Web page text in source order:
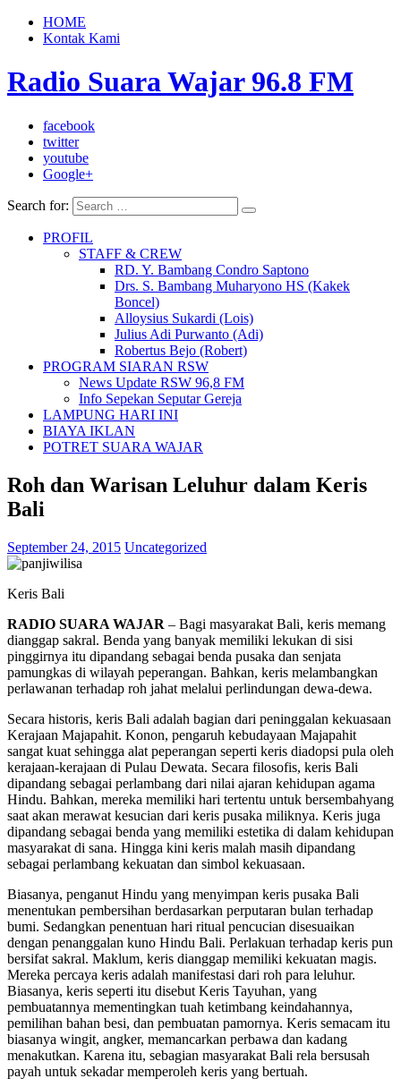
HOME
Kontak Kami
Radio Suara Wajar 96.8 FM
facebook
twitter
youtube
Google+
Search for:
PROFIL
STAFF & CREW
RD. Y. Bambang Condro Saptono
Drs. S. Bambang Muharyono HS (Kakek
Boncel)
Alloysius Sukardi (Lois)
Julius Adi Purwanto (Adi)
Robertus Bejo (Robert)
PROGRAM SIARAN RSW
News Update RSW 96,8 FM
Info Sepekan Seputar Gereja
LAMPUNG HARI INI
BIAYA IKLAN
POTRET SUARA WAJAR
Roh dan Warisan Leluhur dalam Keris
Bali
September 24, 2015 Uncategorized
Keris Bali
RADIO SUARA WAJAR – Bagi masyarakat Bali, keris memang
dianggap sakral. Benda yang banyak memiliki lekukan di sisi
pinggirnya itu dipandang sebagai benda pusaka dan senjata
pamungkas di wilayah peperangan. Bahkan, keris melambangkan
perlawanan terhadap roh jahat melalui perlindungan dewa-dewa.
Secara historis, keris Bali adalah bagian dari peninggalan kekuasaan
Kerajaan Majapahit. Konon, pengaruh kebudayaan Majapahit
sangat kuat sehingga alat peperangan seperti keris diadopsi pula oleh
kerajaan-kerajaan di Pulau Dewata. Secara filosofis, keris Bali
dipandang sebagai perlambang dari nilai ajaran kehidupan agama
Hindu. Bahkan, mereka memiliki hari tertentu untuk bersembahyang
saat akan merawat kesucian dari keris pusaka miliknya. Keris juga
dipandang sebagai benda yang memiliki estetika di dalam kehidupan
masyarakat di sana. Hingga kini keris malah masih dipandang
sebagai perlambang kekuatan dan simbol kekuasaan.
Biasanya, penganut Hindu yang menyimpan keris pusaka Bali
menentukan pembersihan berdasarkan perputaran bulan terhadap
bumi. Sedangkan penentuan hari ritual pencucian disesuaikan
dengan penanggalan kuno Hindu Bali. Perlakuan terhadap keris pun
bersifat sakral. Maklum, keris dianggap memiliki kekuatan magis.
Mereka percaya keris adalah manifestasi dari roh para leluhur.
Biasanya, keris seperti itu disebut Keris Tayuhan, yang
pembuatannya mementingkan tuah ketimbang keindahannya,
pemilihan bahan besi, dan pembuatan pamornya. Keris semacam itu
biasanya wingit, angker, memancarkan perbawa dan kadang
menakutkan. Karena itu, sebagian masyarakat Bali rela bersusah
payah untuk sekadar memperoleh keris yang bertuah.